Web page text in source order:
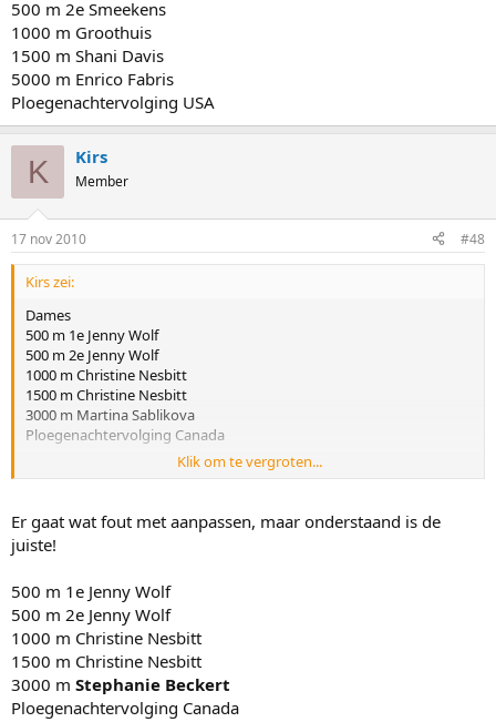
500 m 2e Smeekens
1000 m Groothuis
1500 m Shani Davis
5000 m Enrico Fabris
Ploegenachtervolging USA
K Kirs
Member
17 nov 2010 #48
Kirs zei:
Dames
500 m 1e Jenny Wolf
500 m 2e Jenny Wolf
1000 m Christine Nesbitt
1500 m Christine Nesbitt
3000 m Martina Sablikova
Ploegenachtervolging Canada
500 m 2e Kang Seok Lee
1000 m Shani Davis
1500 m Shani Davis
Ploegenachtervolging USA
Klik om te vergroten...
Er gaat wat fout met aanpassen, maar onderstaand is de
juiste!
500 m 1e Jenny Wolf
500 m 2e Jenny Wolf
1000 m Christine Nesbitt
1500 m Christine Nesbitt
3000 m Stephanie Beckert
Ploegenachtervolging Canada